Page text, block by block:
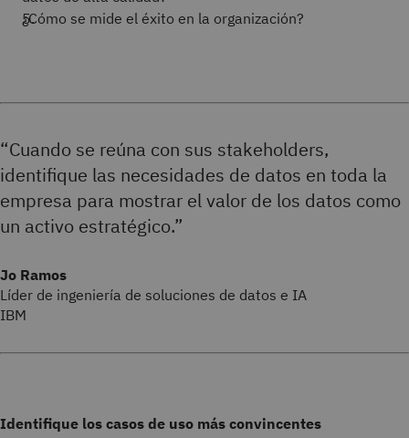
¿Cómo se mide el éxito en la organización?
“Cuando se reúna con sus stakeholders,
identifique las necesidades de datos en toda la
empresa para mostrar el valor de los datos como
un activo estratégico.”
Jo Ramos
Líder de ingeniería de soluciones de datos e IA
IBM
Identifique los casos de uso más convincentes